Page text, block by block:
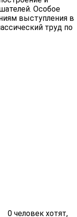
Особое
выступления в
труд по
0 человек хотят,